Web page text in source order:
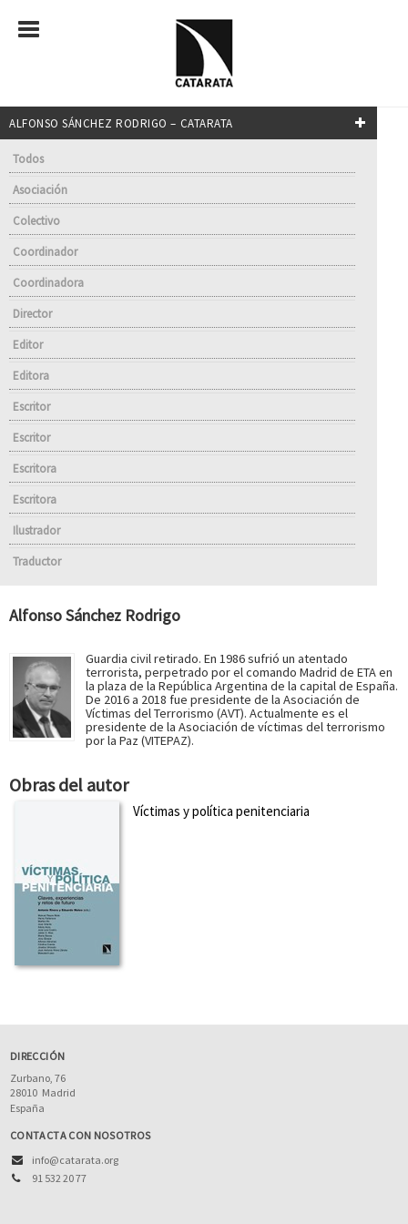
ALFONSO SÁNCHEZ RODRIGO – CATARATA
Todos
Asociación
Colectivo
Coordinador
Coordinadora
Director
Editor
Editora
Escritor
Escritor
Escritora
Escritora
Ilustrador
Traductor
Alfonso Sánchez Rodrigo
Guardia civil retirado. En 1986 sufrió un atentado
terrorista, perpetrado por el comando Madrid de ETA en
la plaza de la República Argentina de la capital de España.
De 2016 a 2018 fue presidente de la Asociación de
Víctimas del Terrorismo (AVT). Actualmente es el
presidente de la Asociación de víctimas del terrorismo
por la Paz (VITEPAZ).
Obras del autor
Víctimas y política penitenciaria
DIRECCIÓN
Zurbano, 76
28010 Madrid
España
CONTACTA CON NOSOTROS
info@catarata.org
91 532 20 77